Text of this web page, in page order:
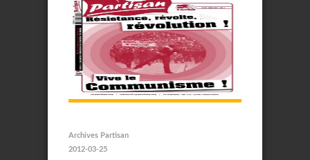
Archives Partisan
2012-03-25